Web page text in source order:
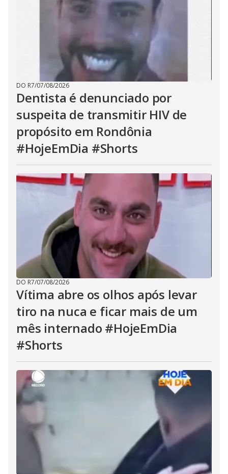
DO R7/07/08/2026
Dentista é denunciado por
suspeita de transmitir HIV de
propósito em Rondônia
#HojeEmDia #Shorts
DO R7/07/08/2026
Vítima abre os olhos após levar
tiro na nuca e ficar mais de um
mês internado #HojeEmDia
#Shorts